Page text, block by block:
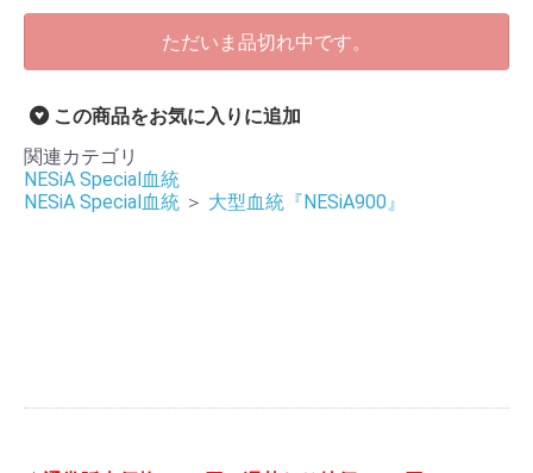
ただいま品切れ中です。
この商品をお気に入りに追加
関連カテゴリ
NESiA Special血統
NESiA Special血統 ＞ 大型血統『NESiA900』